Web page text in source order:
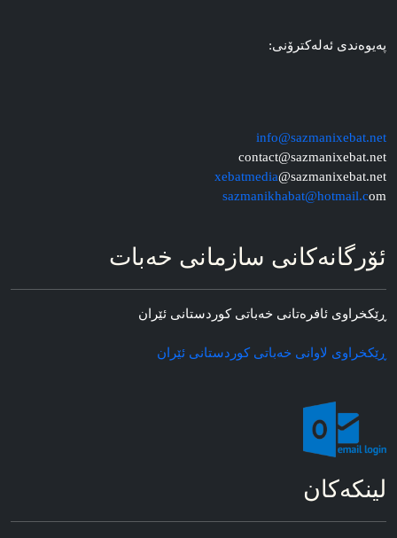
په‌یوه‌ندی ئه‌له‌کترۆنی:
info@sazmanixebat.net
contact@sazmanixebat.net
xebatmedia@sazmanixebat.net
sazmanikhabat@hotmail.com
ئۆرگانه‌کانی سازمانی خه‌بات
ڕێکخراوی ئافره‌تانی خه‌باتی کوردستانی ئێران
ڕێکخراوی لاوانی خه‌باتی کوردستانی ئێران
لینکه‌کان